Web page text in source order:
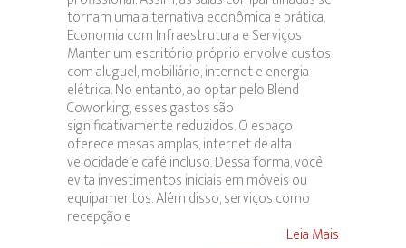
tornam uma alternativa econômica e prática.
Economia com Infraestrutura e Serviços
Manter um escritório próprio envolve custos
com aluguel, mobiliário, internet e energia
elétrica. No entanto, ao optar pelo Blend
Coworking, esses gastos são
significativamente reduzidos. O espaço
oferece mesas amplas, internet de alta
velocidade e café incluso. Dessa forma, você
evita investimentos iniciais em móveis ou
equipamentos. Além disso, serviços como
recepção e
Leia Mais